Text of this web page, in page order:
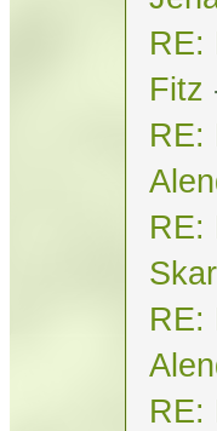
RE:
Fitz
RE:
RE:
RE:
RE: